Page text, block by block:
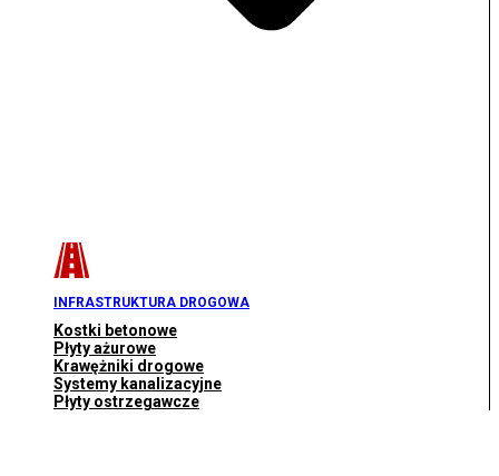
INFRASTRUKTURA DROGOWA
Kostki betonowe
Płyty ażurowe
Krawężniki drogowe
Systemy kanalizacyjne
Płyty ostrzegawcze